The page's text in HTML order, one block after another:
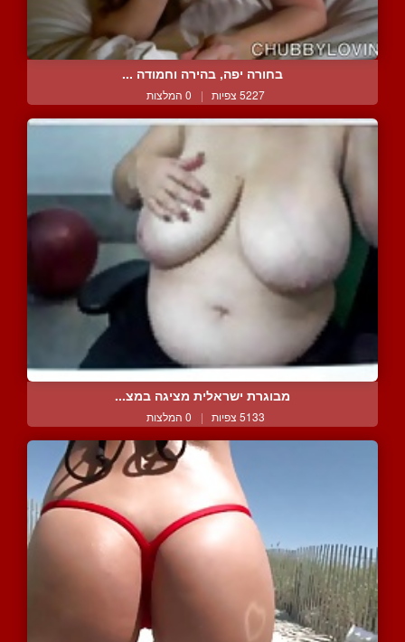
בחורה יפה, בהירה וחמודה ...
5227 צפיות | 0 המלצות
מבוגרת ישראלית מציגה במצ...
5133 צפיות | 0 המלצות